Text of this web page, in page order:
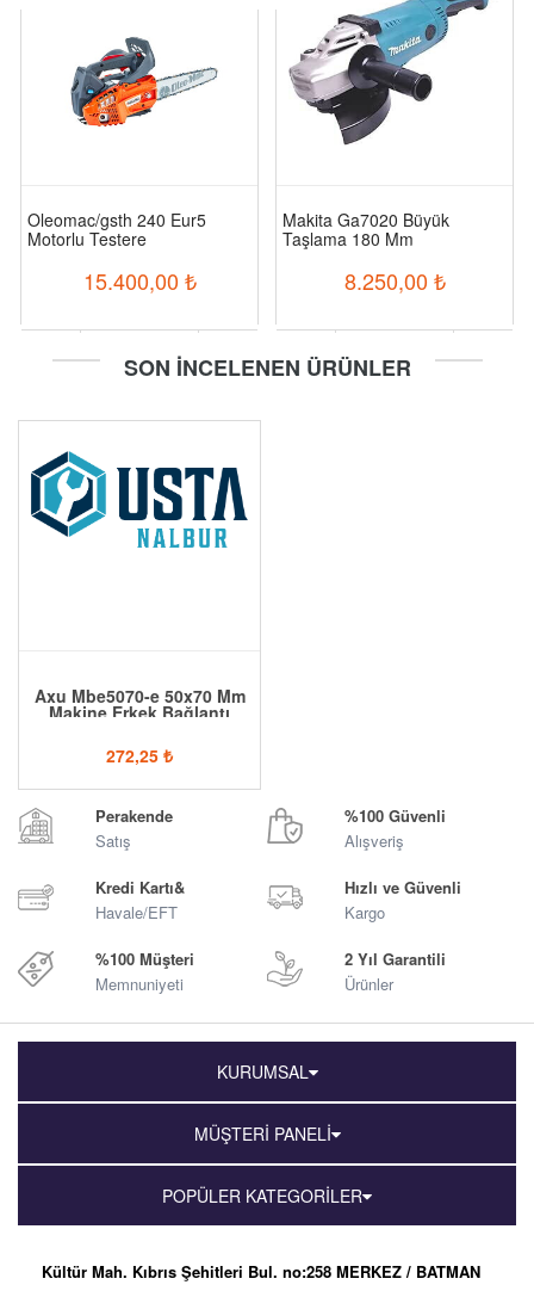
Oleomac/gsth 240 Eur5
Motorlu Testere
15.400,00 ₺
Makita Ga7020 Büyük
Taşlama 180 Mm
8.250,00 ₺
SON İNCELENEN ÜRÜNLER
Axu Mbe5070-e 50x70 Mm
Makine Erkek Bağlantı
272,25 ₺
Perakende
Satış
%100 Güvenli
Alışveriş
Kredi Kartı&
Havale/EFT
Hızlı ve Güvenli
Kargo
%100 Müşteri
Memnuniyeti
2 Yıl Garantili
Ürünler
KURUMSAL
MÜŞTERİ PANELİ
POPÜLER KATEGORİLER
Kültür Mah. Kıbrıs Şehitleri Bul. no:258 MERKEZ / BATMAN